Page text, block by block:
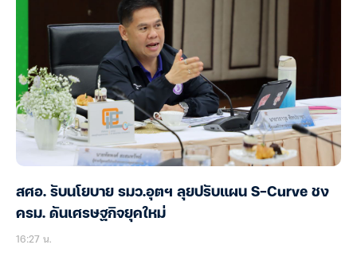
สศอ. รับนโยบาย รมว.อุตฯ ลุยปรับแผน S-Curve ชง
ครม. ดันเศรษฐกิจยุคใหม่
16:27 น.